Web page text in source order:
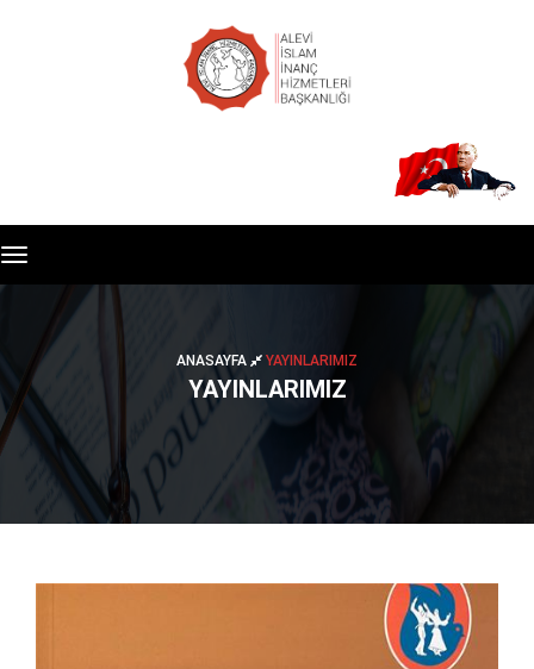
Toggle
navigation
ANASAYFA YAYINLARIMIZ
YAYINLARIMIZ